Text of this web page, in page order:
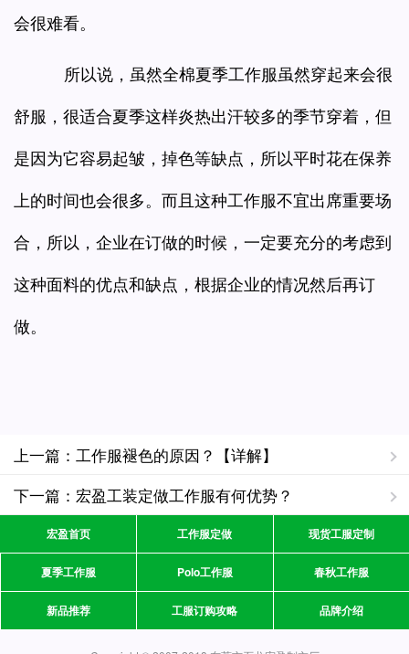
会很难看。
所以说，虽然全棉夏季工作服虽然穿起来会很
舒服，很适合夏季这样炎热出汗较多的季节穿着，但
是因为它容易起皱，掉色等缺点，所以平时花在保养
上的时间也会很多。而且这种工作服不宜出席重要场
合，所以，企业在订做的时候，一定要充分的考虑到
这种面料的优点和缺点，根据企业的情况然后再订
做。
上一篇：工作服褪色的原因？【详解】
下一篇：宏盈工装定做工作服有何优势？
宏盈首页 工作服定做 现货工服定制
夏季工作服 Polo工作服 春秋工作服
新品推荐 工服订购攻略 品牌介绍